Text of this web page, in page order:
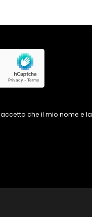
che il mio nome e